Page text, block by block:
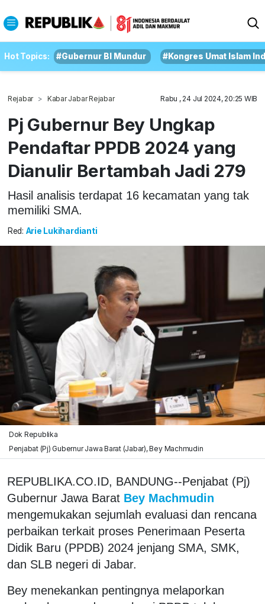
Hot Topics: #Gubernur BI Mundur #Kongres Umat Islam
Rejabar Kabar Jabar Rejabar Rabu , 24 Jul 2024, 20:25 WIB
Pj Gubernur Bey Ungkap
Pendaftar PPDB 2024 yang
Dianulir Bertambah Jadi 279
Hasil analisis terdapat 16 kecamatan yang tak
memiliki SMA.
Red: Arie Lukihardianti
Dok Republika
Penjabat (Pj) Gubernur Jawa Barat (Jabar), Bey Machmudin
REPUBLIKA.CO.ID, BANDUNG--Penjabat (Pj)
Gubernur Jawa Barat Bey Machmudin
mengemukakan sejumlah evaluasi dan rencana
perbaikan terkait proses Penerimaan Peserta
Didik Baru (PPDB) 2024 jenjang SMA, SMK,
dan SLB negeri di Jabar.
Bey menekankan pentingnya melaporkan